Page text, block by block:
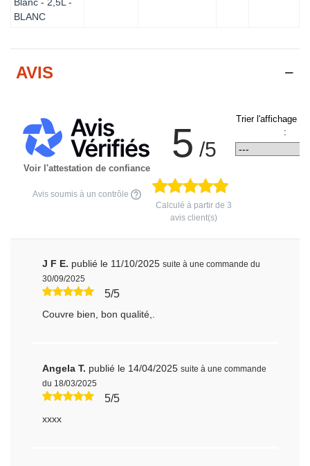
BLANC
AVIS
Voir l'attestation de confiance
Avis soumis à un contrôle
5 /5
Calculé à partir de 3
avis client(s)
Trier l'affichage
:
J F E. publié le 11/10/2025 suite à une commande du
30/09/2025
5/5
Couvre bien, bon qualité,.
Angela T. publié le 14/04/2025 suite à une commande
du 18/03/2025
5/5
xxxx